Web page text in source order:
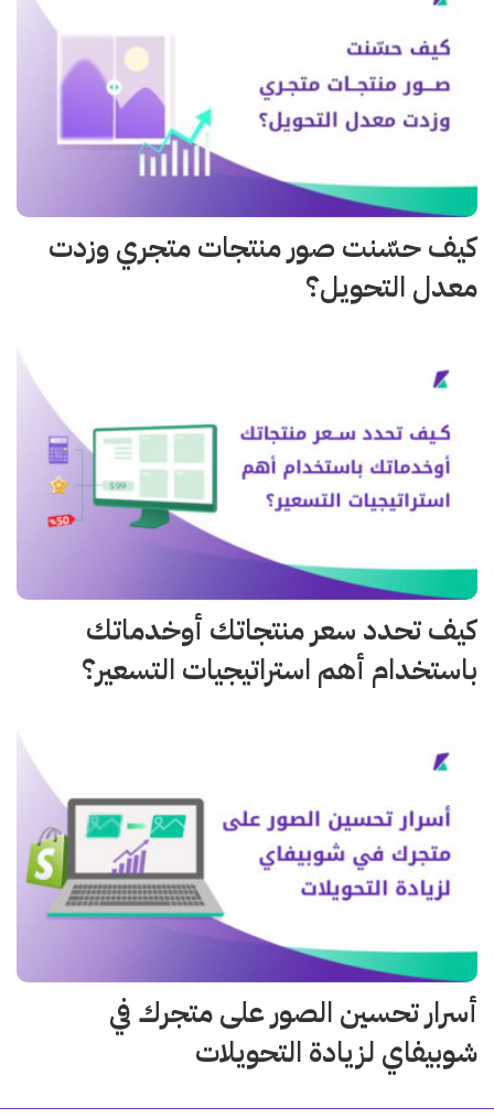
كيف حسّنت صور منتجات متجري وزدت
معدل التحويل؟
كيف تحدد سعر منتجاتك أوخدماتك
باستخدام أهم استراتيجيات التسعير؟
أسرار تحسين الصور على متجرك في
شوبيفاي لزيادة التحويلات